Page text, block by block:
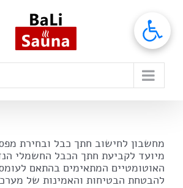
מחשבון לחישוב חתך כבל ובחירת
מיועד לקביעת חתך הכבל החשמלי
האוטומטיים המתאימים בהתאם
להבטחת הבטיחות והאמינות של